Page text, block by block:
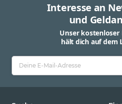
Interesse an
und
Unser
hält dich auf dem